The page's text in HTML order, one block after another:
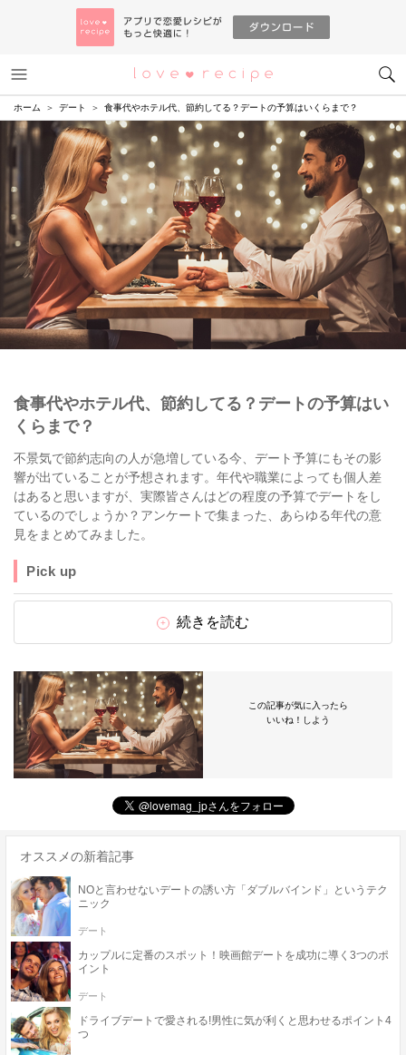
恋愛レシピ
ホーム デート 食事代やホテル代、節約してる？デートの予算はいくらまで？
食事代やホテル代、節約してる？デートの予算はい
くらまで？
不景気で節約志向の人が急増している今、デート予算にもその影
響が出ていることが予想されます。年代や職業によっても個人差
はあると思いますが、実際皆さんはどの程度の予算でデートをし
ているのでしょうか？アンケートで集まった、あらゆる年代の意
見をまとめてみました。
Pick up
続きを読む
この記事が気に入ったら
いいね！しよう
オススメの新着記事
NOと言わせないデートの誘い方「ダブルバインド」というテク
ニック
デート
カップルに定番のスポット！映画館デートを成功に導く3つのポ
イント
デート
ドライブデートで愛される!男性に気が利くと思わせるポイント4
つ